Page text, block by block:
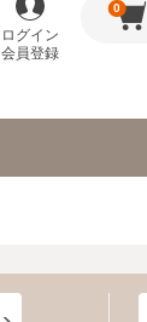
ログイン
会員登録
0